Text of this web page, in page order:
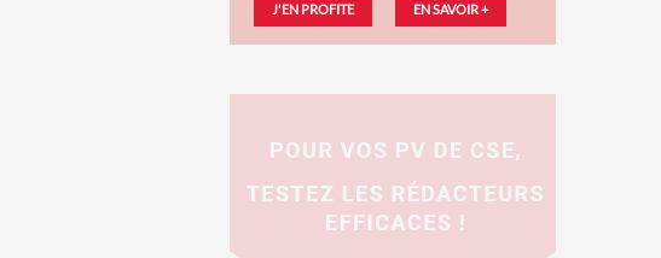
J'EN PROFITE EN SAVOIR +